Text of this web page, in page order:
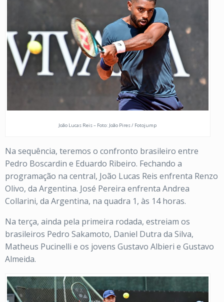
João Lucas Reis – Foto: João Pires / Fotojump
Na sequência, teremos o confronto brasileiro entre
Pedro Boscardin e Eduardo Ribeiro. Fechando a
programação na central, João Lucas Reis enfrenta Renzo
Olivo, da Argentina. José Pereira enfrenta Andrea
Collarini, da Argentina, na quadra 1, às 14 horas.
Na terça, ainda pela primeira rodada, estreiam os
brasileiros Pedro Sakamoto, Daniel Dutra da Silva,
Matheus Pucinelli e os jovens Gustavo Albieri e Gustavo
Almeida.